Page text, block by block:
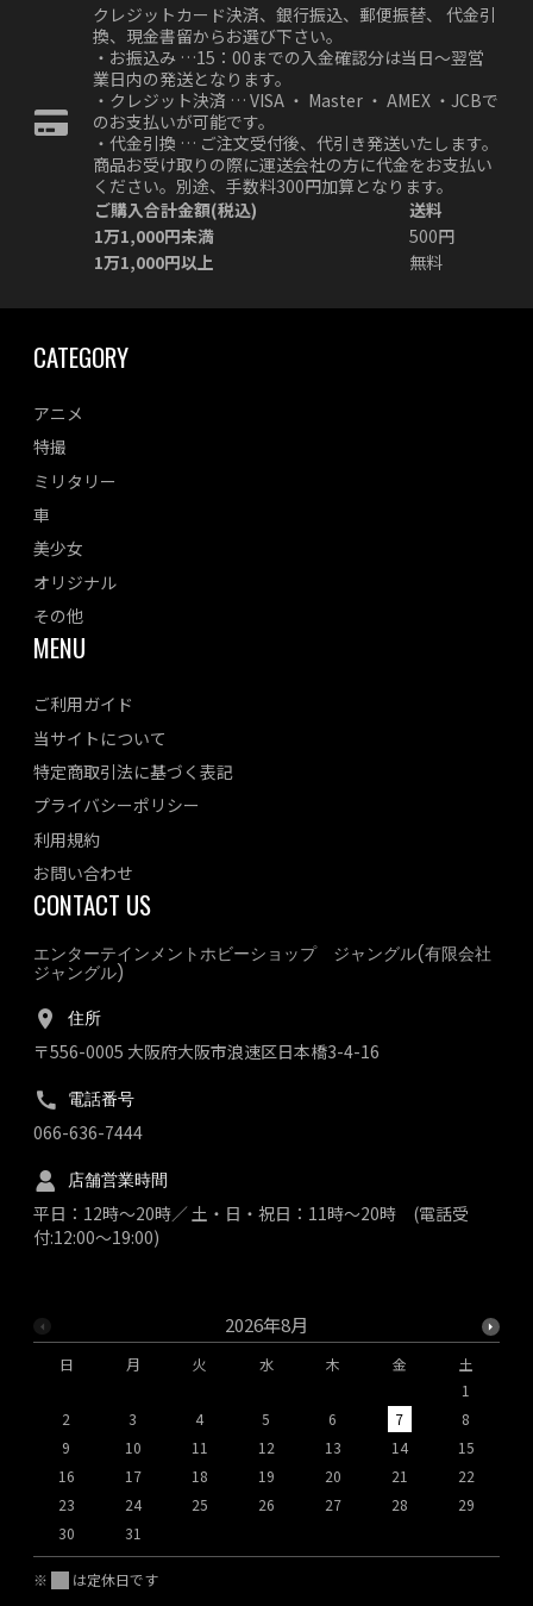
クレジットカード決済、銀行振込、郵便振替、 代金引
換、現金書留からお選び下さい。
・お振込み …15：00までの入金確認分は当日～翌営
業日内の発送となります。
・クレジット決済 … VISA ・ Master ・ AMEX ・JCBで
のお支払いが可能です。
・代金引換 … ご注文受付後、代引き発送いたします。
商品お受け取りの際に運送会社の方に代金をお支払い
ください。別途、手数料300円加算となります。
ご購入合計金額(税込)
送料
1万1,000円未満
500円
1万1,000円以上
無料
2026年8月
日 月 火 水 木 金
土
1
2
3 4 5 6 7
8
9
10 11 12 13 14
15
16
17 18 19 20 21
22
23
24 25 26 27 28
29
30
31
※ は定休日です
CATEGORY
アニメ
特撮
ミリタリー
車
美少女
オリジナル
その他
MENU
ご利用ガイド
当サイトについて
特定商取引法に基づく表記
プライバシーポリシー
利用規約
お問い合わせ
CONTACT US
エンターテインメントホビーショップ ジャングル(有限会社
ジャングル)
住所
〒556-0005 大阪府大阪市浪速区日本橋3-4-16
電話番号
066-636-7444
店舗営業時間
平日：12時～20時／ 土・日・祝日：11時～20時 (電話受
付:12:00～19:00)